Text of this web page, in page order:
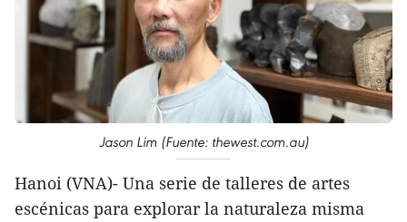
Jason Lim (Fuente: thewest.com.au)
Hanoi (VNA)- Una serie de talleres de artes
escénicas para explorar la naturaleza misma